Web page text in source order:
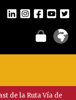
de la Ruta Vía de